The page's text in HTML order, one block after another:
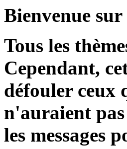
Bienvenue sur
Tous les
Cependant,
défouler ceux
n'auraient
les messages